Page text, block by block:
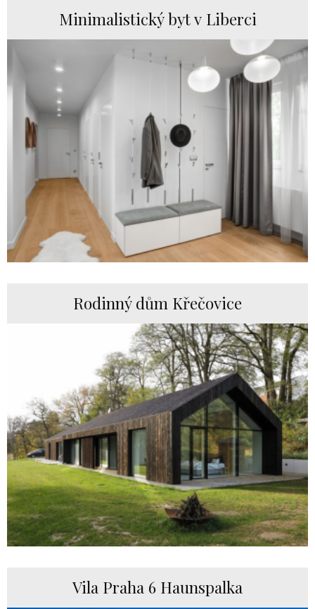
Minimalistický byt v Liberci
Rodinný dům Křečovice
Vila Praha 6 Haunspalka